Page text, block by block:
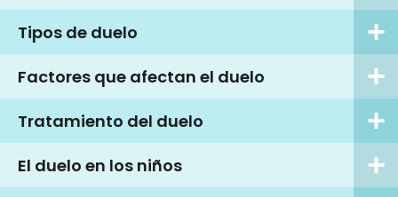
Tipos de duelo
Factores que afectan el duelo
Tratamiento del duelo
El duelo en los niños